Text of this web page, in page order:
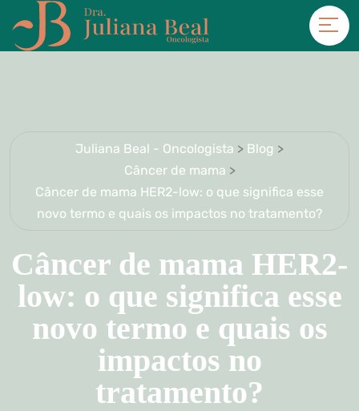
Juliana Beal - Oncologista > Blog >
Câncer de mama >
Câncer de mama HER2-low: o que significa esse
novo termo e quais os impactos no tratamento?
Câncer de mama HER2-
low: o que significa esse
novo termo e quais os
impactos no
tratamento?